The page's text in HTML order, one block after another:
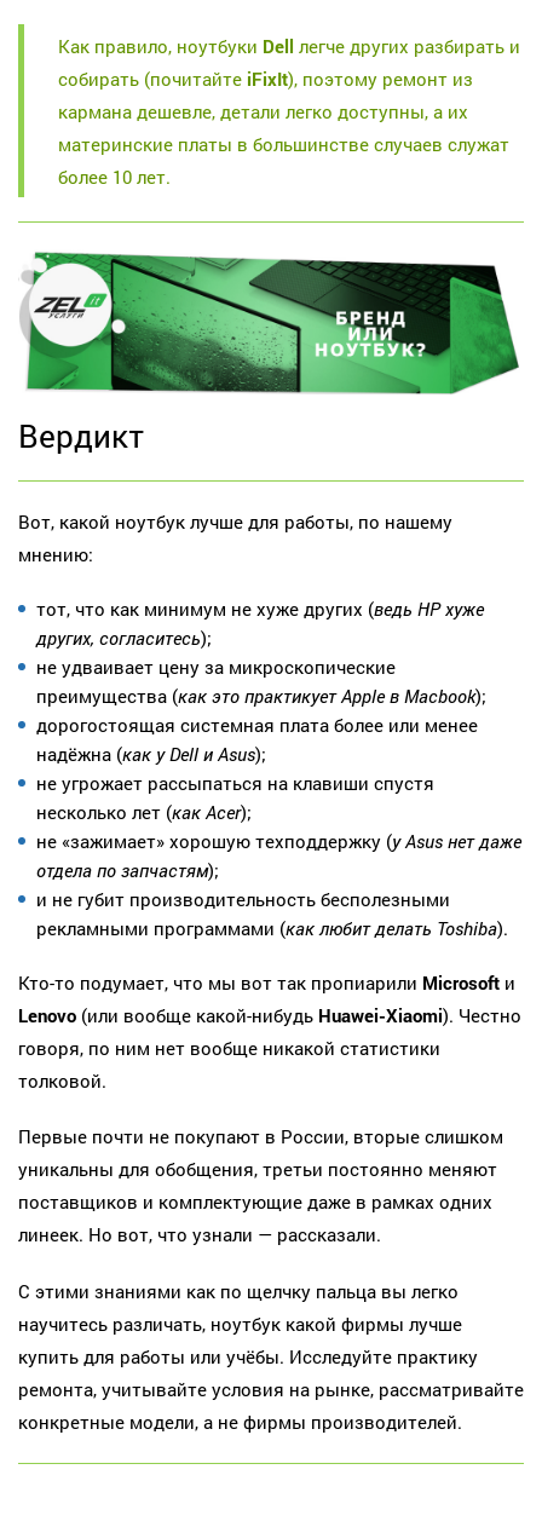
Как правило, ноутбуки Dell легче других разбирать и
собирать (почитайте iFixIt), поэтому ремонт из
кармана дешевле, детали легко доступны, а их
материнские платы в большинстве случаев служат
более 10 лет.
Вердикт
Вот, какой ноутбук лучше для работы, по нашему
мнению:
тот, что как минимум не хуже других (ведь HP хуже
других, согласитесь);
не удваивает цену за микроскопические
преимущества (как это практикует Apple в Macbook);
дорогостоящая системная плата более или менее
надёжна (как у Dell и Asus);
не угрожает рассыпаться на клавиши спустя
несколько лет (как Acer);
не «зажимает» хорошую техподдержку (у Asus нет даже
отдела по запчастям);
и не губит производительность бесполезными
рекламными программами (как любит делать Toshiba).
Кто-то подумает, что мы вот так пропиарили Microsoft и
Lenovo (или вообще какой-нибудь Huawei-Xiaomi). Честно
говоря, по ним нет вообще никакой статистики
толковой.
Первые почти не покупают в России, вторые слишком
уникальны для обобщения, третьи постоянно меняют
поставщиков и комплектующие даже в рамках одних
линеек. Но вот, что узнали — рассказали.
С этими знаниями как по щелчку пальца вы легко
научитесь различать, ноутбук какой фирмы лучше
купить для работы или учёбы. Исследуйте практику
ремонта, учитывайте условия на рынке, рассматривайте
конкретные модели, а не фирмы производителей.